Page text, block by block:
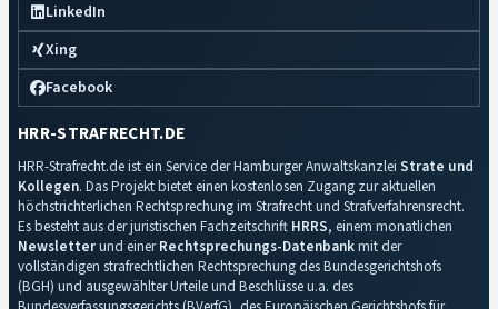
LinkedIn
Xing
Facebook
HRR-STRAFRECHT.DE
HRR-Strafrecht.de ist ein Service der Hamburger Anwaltskanzlei Strate und
Kollegen. Das Projekt bietet einen kostenlosen Zugang zur aktuellen
höchstrichterlichen Rechtsprechung im Strafrecht und Strafverfahrensrecht.
Es besteht aus der juristischen Fachzeitschrift HRRS, einem monatlichen
Newsletterund einerRechtsprechungs-Datenbankmit der
vollständigen strafrechtlichen Rechtsprechung des Bundesgerichtshofs
(BGH) und ausgewählter Urteile und Beschlüsse u.a. des